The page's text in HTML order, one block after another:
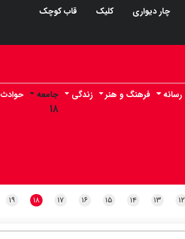
چار دیواری کلیک
قاب کوچک
رسانه فرهنگ و هنر زندگی جامعه
۱۸
حوادث
۱۲ ۱۳ ۱۴ ۱۵ ۱۶ ۱۷ ۱۸ ۱۹